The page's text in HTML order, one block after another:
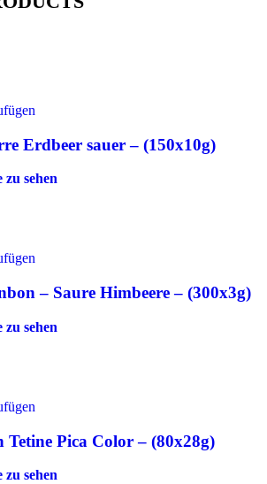
Erdbeer sauer – (150x10g)
zu sehen
– Saure Himbeere – (300x3g)
zu sehen
Pica Color – (80x28g)
zu sehen